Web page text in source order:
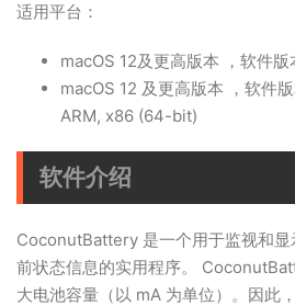
适用平台：
macOS 12及更高版本 ，软件版
macOS 12 及更高版本 ，软件
ARM, x86 (64-bit)
软件介绍
CoconutBattery 是一个用于监视和显
前状态信息的实用程序。
大电池容量（以 mA 为单位）。因此